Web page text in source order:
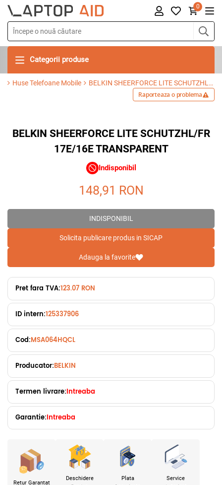
0
Categorii produse
Huse Telefoane Mobile BELKIN SHEERFORCE LITE SCHUTZHL/FR 17E/16E TRANSPARENT
Raporteaza o problema
BELKIN SHEERFORCE LITE SCHUTZHL/FR
17E/16E TRANSPARENT
Indisponibil
148,91 RON
INDISPONIBIL
Solicita publicare produs in SICAP
Adauga la favorite
Pret fara TVA:123.07 RON
ID intern:125337906
Cod:MSA064HQCL
Producator:BELKIN
Termen livrare:Intreaba
Garantie:Intreaba
Retur Garantat
Deschidere
Plata
Service